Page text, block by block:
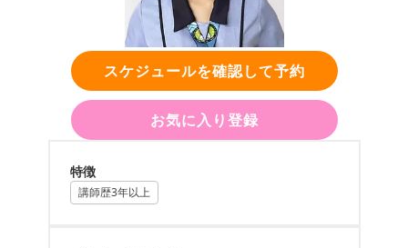
スケジュールを確認して予約
お気に入り登録
特徴
講師歴3年以上